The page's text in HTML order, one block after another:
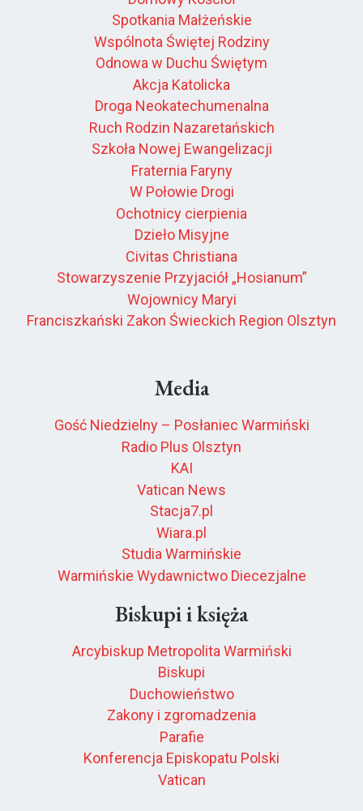
Spotkania Małżeńskie
Wspólnota Świętej Rodziny
Odnowa w Duchu Świętym
Akcja Katolicka
Droga Neokatechumenalna
Ruch Rodzin Nazaretańskich
Szkoła Nowej Ewangelizacji
Fraternia Faryny
W Połowie Drogi
Ochotnicy cierpienia
Dzieło Misyjne
Civitas Christiana
Stowarzyszenie Przyjaciół „Hosianum”
Wojownicy Maryi
Franciszkański Zakon Świeckich Region Olsztyn
Media
Gość Niedzielny – Posłaniec Warmiński
Radio Plus Olsztyn
KAI
Vatican News
Stacja7.pl
Wiara.pl
Studia Warmińskie
Warmińskie Wydawnictwo Diecezjalne
Biskupi i księża
Arcybiskup Metropolita Warmiński
Biskupi
Duchowieństwo
Zakony i zgromadzenia
Parafie
Konferencja Episkopatu Polski
Vatican